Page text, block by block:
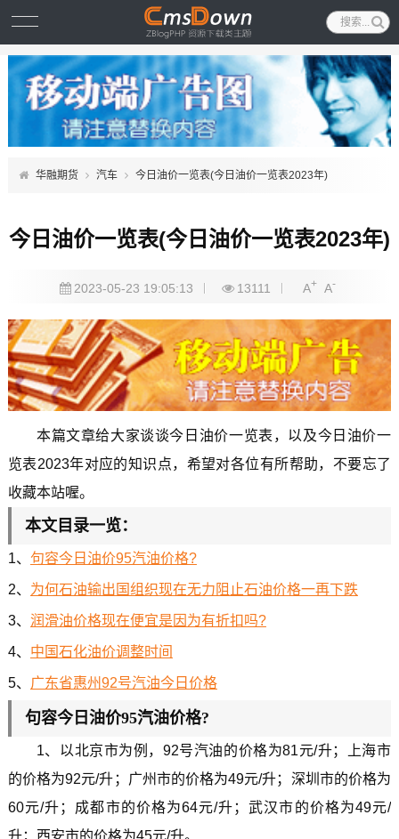
华融期货 汽车 今日油价一览表(今日油价一览表2023年)
今日油价一览表(今日油价一览表2023年)
2023-05-23 19:05:13 13111 A+ A-
本篇文章给大家谈谈今日油价一览表，以及今日油价一
览表2023年对应的知识点，希望对各位有所帮助，不要忘了
收藏本站喔。
本文目录一览：
1、 句容今日油价95汽油价格?
2、 为何石油输出国组织现在无力阻止石油价格一再下跌
3、 润滑油价格现在便宜是因为有折扣吗?
4、 中国石化油价调整时间
5、 广东省惠州92号汽油今日价格
句容今日油价95汽油价格?
1、以北京市为例，92号汽油的价格为81元/升；上海市
的价格为92元/升；广州市的价格为49元/升；深圳市的价格为
60元/升；成都市的价格为64元/升；武汉市的价格为49元/